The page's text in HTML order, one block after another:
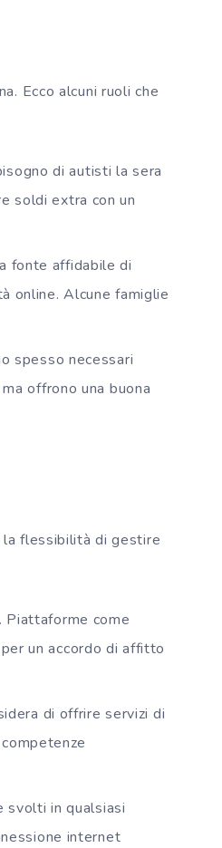
Ecco alcuni ruoli che
di autisti la sera
soldi extra con un
fonte affidabile di
online. Alcune famiglie
spesso necessari
offrono una buona
la flessibilità di gestire
Piattaforme come
un accordo di affitto
di offrire servizi di
svolti in qualsiasi
internet